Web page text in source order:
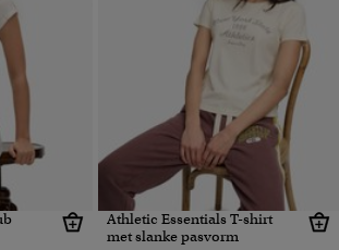
Athletic Essentials T-shirt
met slanke pasvorm